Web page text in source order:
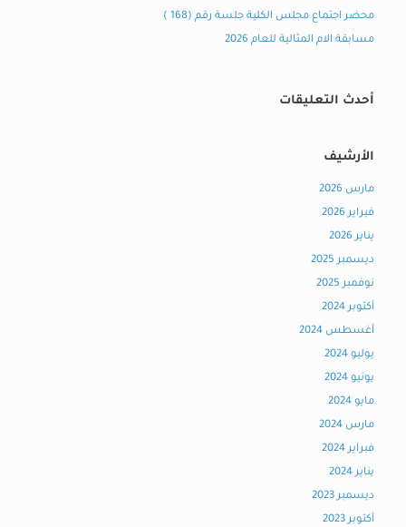
محضر اجتماع مجلس الكلية جلسة رقم (168 )
مسابقة الام المثالية للعام 2026
أحدث التعليقات
الأرشيف
مارس 2026
فبراير 2026
يناير 2026
ديسمبر 2025
نوفمبر 2025
أكتوبر 2024
أغسطس 2024
يوليو 2024
يونيو 2024
مايو 2024
مارس 2024
فبراير 2024
يناير 2024
ديسمبر 2023
أكتوبر 2023